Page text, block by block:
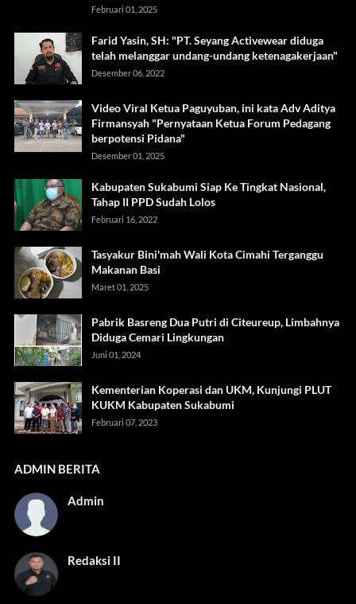
Februari 01, 2025
Farid Yasin, SH: "PT. Seyang Activewear diduga
telah melanggar undang-undang ketenagakerjaan"
Desember 06, 2022
Video Viral Ketua Paguyuban, ini kata Adv Aditya
Firmansyah "Pernyataan Ketua Forum Pedagang
berpotensi Pidana"
Desember 01, 2025
Kabupaten Sukabumi Siap Ke Tingkat Nasional,
Tahap II PPD Sudah Lolos
Februari 16, 2022
Tasyakur Bini'mah Wali Kota Cimahi Terganggu
Makanan Basi
Maret 01, 2025
Pabrik Basreng Dua Putri di Citeureup, Limbahnya
Diduga Cemari Lingkungan
Juni 01, 2024
Kementerian Koperasi dan UKM, Kunjungi PLUT
KUKM Kabupaten Sukabumi
Februari 07, 2023
ADMIN BERITA
Admin
Redaksi II